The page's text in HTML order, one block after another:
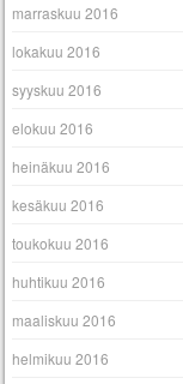
marraskuu 2016
lokakuu 2016
syyskuu 2016
elokuu 2016
heinäkuu 2016
kesäkuu 2016
toukokuu 2016
huhtikuu 2016
maaliskuu 2016
helmikuu 2016